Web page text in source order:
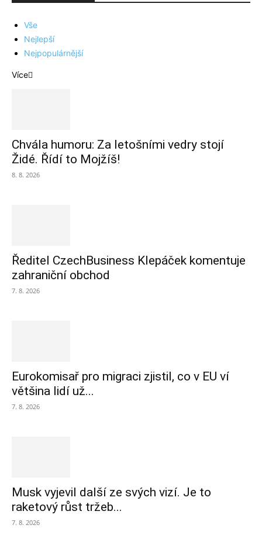
Vše
Nejlepší
Nejpopulárnější
Více
Chvála humoru: Za letošními vedry stojí
Židé. Řídí to Mojžíš!
8. 8. 2026
Ředitel CzechBusiness Klepáček komentuje
zahraniční obchod
7. 8. 2026
Eurokomisař pro migraci zjistil, co v EU ví
většina lidí už...
7. 8. 2026
Musk vyjevil další ze svých vizí. Je to
raketový růst tržeb...
7. 8. 2026